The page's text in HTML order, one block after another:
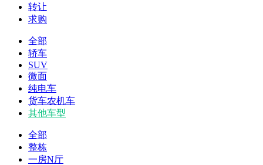
转让
求购
全部
轿车
SUV
微面
纯电车
货车农机车
其他车型
全部
整栋
一房N厅